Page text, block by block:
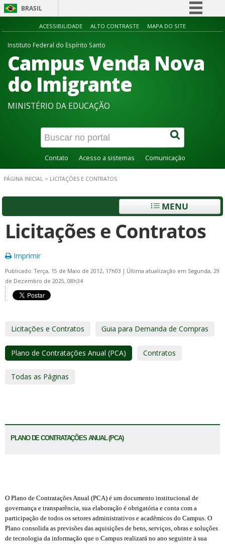
BRASIL
Simplifique!
Participe
Acesso à informação
ACESSIBILIDADE ALTO CONTRASTE MAPA DO SITE
Instituto Federal do Espírito Santo
Campus Venda Nova
do Imigrante
MINISTÉRIO DA EDUCAÇÃO
Contato Acesso a sistemas Comunicação
PÁGINA INICIAL > LICITAÇÕES E CONTRATOS
MENU
Licitações e Contratos
Imprimir
Publicado: Terça, 15 de Maio de 2012, 17h03 | Última atualização em Segunda, 29
de Dezembro de 2025, 08h34
Licitações e Contratos Guia para Demanda de Compras
Plano de Contratações Anual (PCA) Contratos
Todas as Páginas
PLANO DE CONTRATAÇÕES ANUAL (PCA)
O Plano de Contratações Anual (PCA) é um documento institucional de
governança e transparência, sua elaboração é obrigatória e conta com a
participação de todos os setores administrativos e acadêmicos do Campus. O
Plano consolida as previsões das aquisições de bens, serviços, obras e soluções
de tecnologia da informação que o Campus realizará no ano seguinte à sua